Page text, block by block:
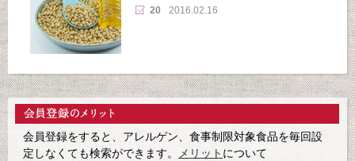
20 2016.02.16
会員登録をすると、アレルゲン、食事制限対象食品を毎回設
定しなくても検索ができます。
メリット について